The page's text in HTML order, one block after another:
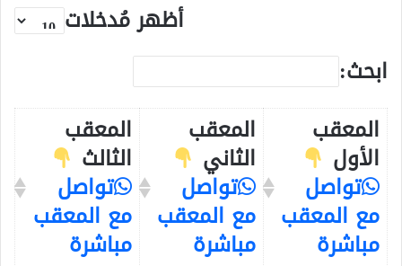
أظهر مُدخلات
ابحث:
المعقب
الأول
تواصل
مع المعقب
مباشرة
المعقب
الثاني
تواصل
مع المعقب
مباشرة
المعقب
الثالث
تواصل
مع المعقب
مباشرة